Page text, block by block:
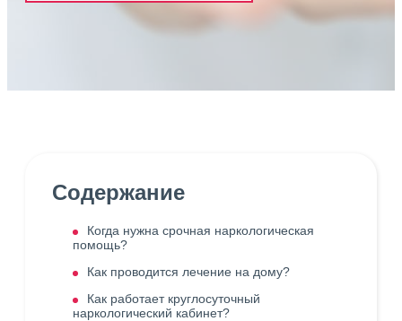
Содержание
Когда нужна срочная наркологическая
помощь?
Как проводится лечение на дому?
Как работает круглосуточный
наркологический кабинет?